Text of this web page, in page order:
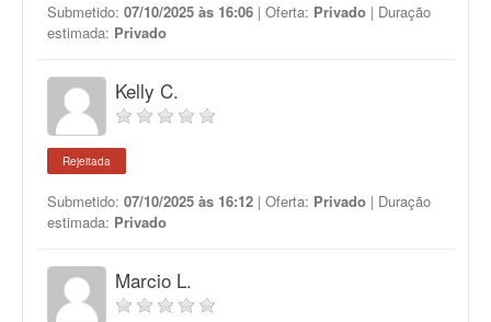
Submetido: 07/10/2025 às 16:06 | Oferta: Privado | Duração
estimada: Privado
Kelly C.
Rejeitada
Submetido: 07/10/2025 às 16:12 | Oferta: Privado | Duração
estimada: Privado
Marcio L.